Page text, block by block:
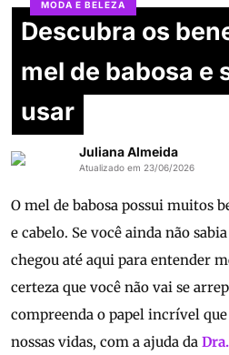
MODA E BELEZA
Descubra os
mel de babosa e
usar
Juliana Almeida
Atualizado em 23/06/2026
O mel de babosa possui muitos
e cabelo. Se você ainda não
chegou até aqui para entender
certeza que você não vai se
compreenda o papel incrível que
nossas vidas, com a ajuda da